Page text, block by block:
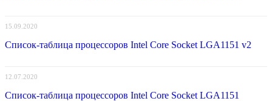
15.09.2020
Список-таблица процессоров Intel Core Socket LGA1151 v2
12.07.2020
Список-таблица процессоров Intel Core Socket LGA1151